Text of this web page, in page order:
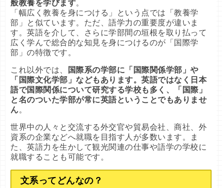
般教養を学びます。
「幅広く教養を身につける」という点では「教養学
部」と似ています。ただ、語学力の重要度が違いま
す。英語を介して、さらに学部間の垣根を取り払って
広く学んで総合的な知見を身につけるのが「国際学
部」の特徴です。
これ以外では、
国際系の学部に「国際関係学部」や
「国際文化学部」などもあります。英語ではなく日本
語で国際関係について研究する学校も多く、「国際」
と名のついた学部が常に英語ということでもありませ
ん。
世界中の人々と交流する外交官や貿易会社、商社、外
資系の企業などへ就職を目指す人が多数います。ま
た、英語力を生かして観光関連の仕事や語学の学校に
就職することも可能です。
文系ってどんなの？